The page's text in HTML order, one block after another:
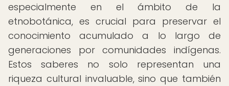
especialmente en el ámbito de la
etnobotánica, es crucial para preservar el
conocimiento acumulado a lo largo de
generaciones por comunidades indígenas.
Estos saberes no solo representan una
riqueza cultural invaluable, sino que también